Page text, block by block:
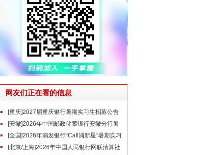
网友们正在看的信息
[重庆]2027届重庆银行暑期实习生招募公告
[安徽]2026年中国邮政储蓄银行安徽分行暑
期实习生招聘公告
[全国]2026年浦发银行“Call浦新星”暑期实习
生招聘公告
[北京/上海]2026年中国人民银行网联清算社